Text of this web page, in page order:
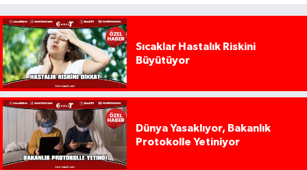
Sıcaklar Hastalık Riskini
Büyütüyor
Dünya Yasaklıyor, Bakanlık
Protokolle Yetiniyor